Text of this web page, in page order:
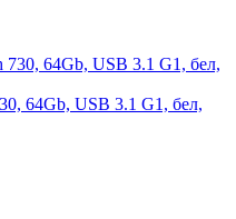
64Gb, USB 3.1 G1, бел,